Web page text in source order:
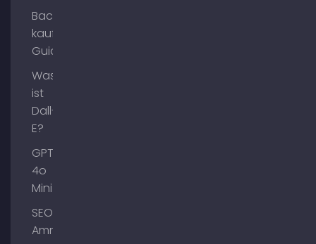
Backlinks
kaufen
Guide
Was
ist
Dall-
E?
GPT-
4o
Mini
SEO
Ammersee